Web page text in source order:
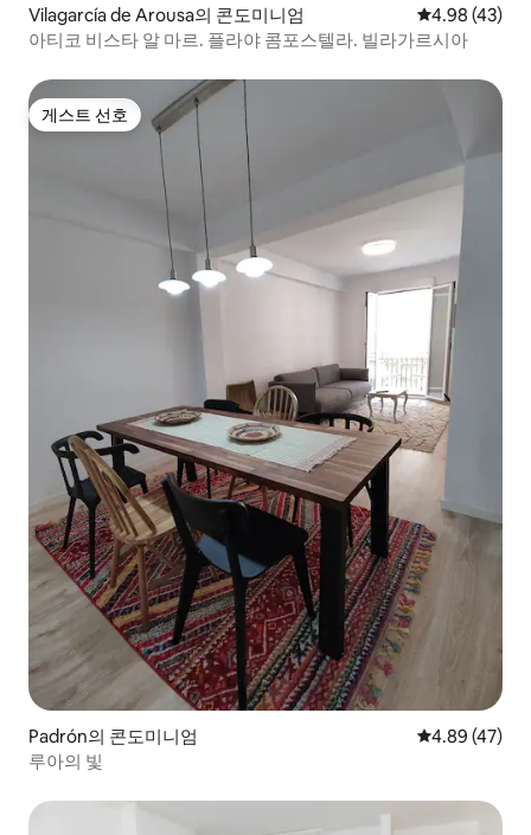
Vilagarcía de Arousa의 콘도미니엄 평점 4.98점(5
4.98 (43)
아티코 비스타 알 마르. 플라야 콤포스텔라. 빌라가르시아
게스트 선호
게스트 선호
Padrón의 콘도미니엄 평점 4.89점(5
4.89 (47)
루아의 빛